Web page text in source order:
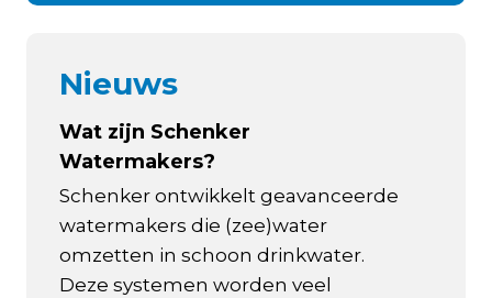
Nieuws
Wat zijn Schenker
Watermakers?
Schenker ontwikkelt geavanceerde
watermakers die (zee)water
omzetten in schoon drinkwater.
Deze systemen worden veel